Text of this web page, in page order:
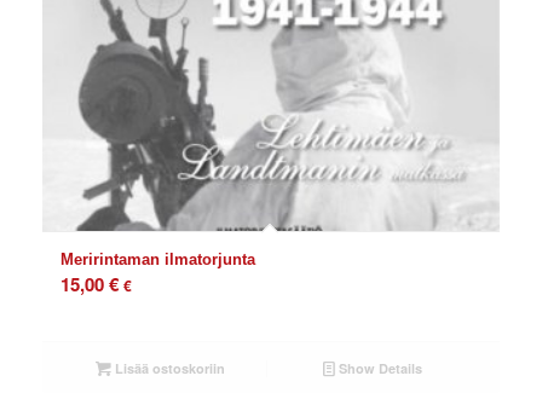
Meririntaman ilmatorjunta
15,00€ €
Lisää ostoskoriin Show Details